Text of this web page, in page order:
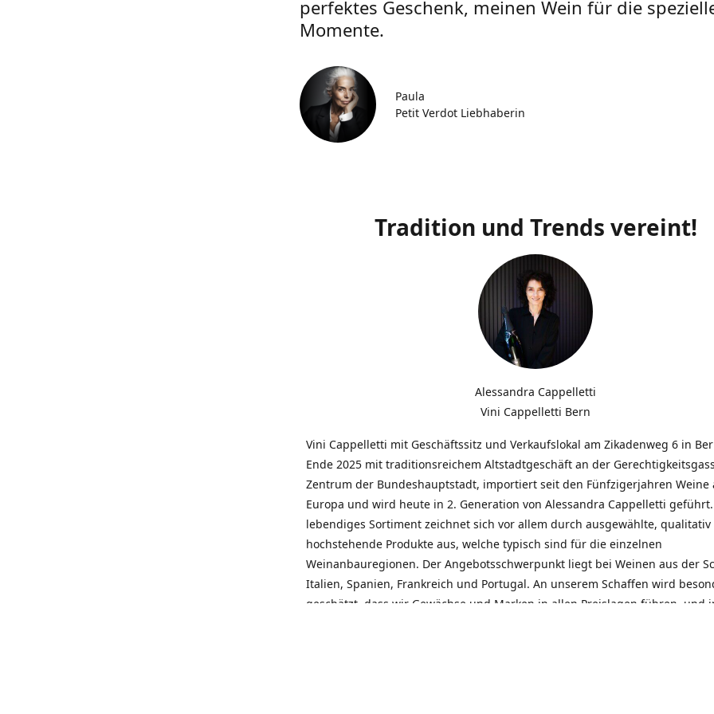
perfektes Geschenk, meinen Wein für die
Momente.
Paula
Petit Verdot Liebhaberin
Tradition und Trends vereint!
Alessandra Cappelletti
Vini Cappelletti Bern
Vini Cappelletti mit Geschäftssitz und Verkaufslokal am Zikadenweg 6 in
Ende 2025 mit traditionsreichem Altstadtgeschäft an der
Zentrum der Bundeshauptstadt, importiert seit den Fünfzigerjahren Weine
Europa und wird heute in 2. Generation von Alessandra Cappelletti
lebendiges Sortiment zeichnet sich vor allem durch ausgewählte, qualitativ
hochstehende Produkte aus, welche typisch sind für die einzelnen
Weinanbauregionen. Der Angebotsschwerpunkt liegt bei Weinen aus der
Italien, Spanien, Frankreich und Portugal. An unserem Schaffen wird
geschätzt, dass wir Gewächse und Marken in allen Preislagen führen, und